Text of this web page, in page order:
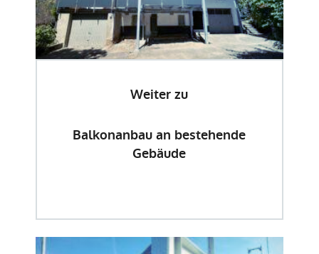
Weiter zu
Balkonanbau an bestehende
Gebäude